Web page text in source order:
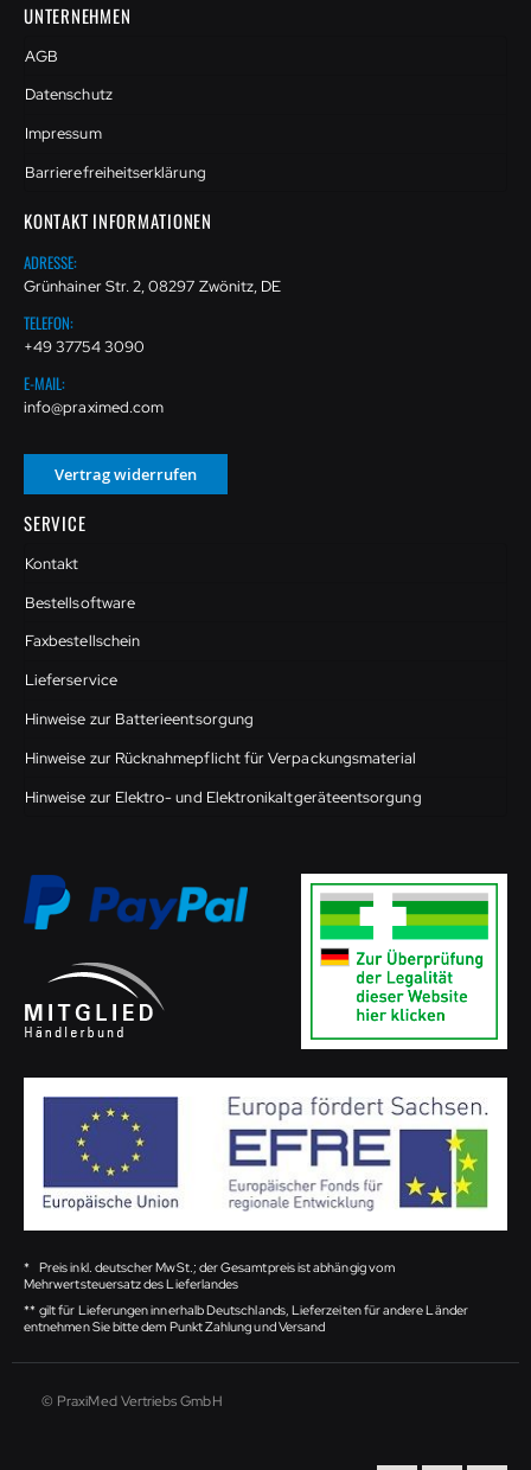
UNTERNEHMEN
AGB
Datenschutz
Impressum
Barrierefreiheitserklärung
KONTAKT INFORMATIONEN
ADRESSE:
Grünhainer Str. 2, 08297 Zwönitz, DE
TELEFON:
+49 37754 3090
E-MAIL:
info@praximed.com
Vertrag widerrufen
SERVICE
Kontakt
Bestellsoftware
Faxbestellschein
Lieferservice
Hinweise zur Batterieentsorgung
Hinweise zur Rücknahmepflicht für Verpackungsmaterial
Hinweise zur Elektro- und Elektronikaltgeräteentsorgung
* Preis inkl. deutscher MwSt.; der Gesamtpreis ist abhängig vom
Mehrwertsteuersatz des Lieferlandes
** gilt für Lieferungen innerhalb Deutschlands, Lieferzeiten für andere Länder
entnehmen Sie bitte dem Punkt Zahlung und Versand
© PraxiMed Vertriebs GmbH